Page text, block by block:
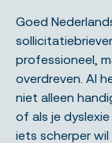
Goed
professioneel,
overdreven. AI
niet alleen
of als je
iets scherper wil